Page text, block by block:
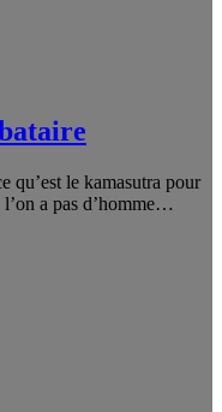
qu’est le kamasutra pour
a pas d’homme…